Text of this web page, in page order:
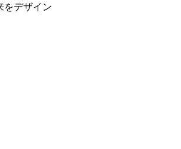
をデザイン